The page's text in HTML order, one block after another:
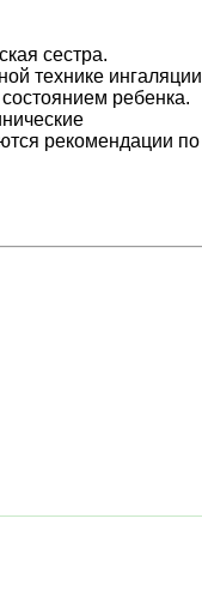
сестра.
технике ингаляции
ребенка.
рекомендации по